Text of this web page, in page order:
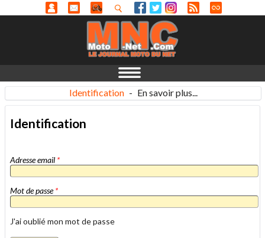
Identification - En savoir plus...
Identification
Adresse email *
Mot de passe*
J'ai oublié mon mot de passe